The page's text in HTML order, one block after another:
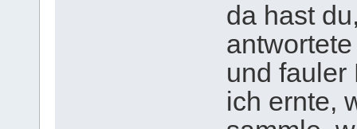
da hast
und fauler
ich ernte,